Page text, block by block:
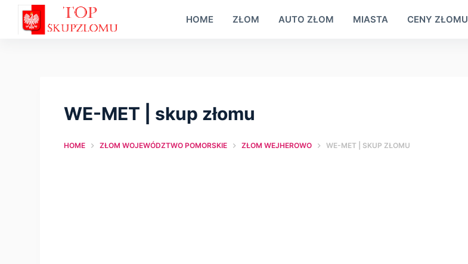
HOME ZŁOM AUTO ZŁOM MIASTA CENY ZŁOMU
WE-MET | skup złomu
HOME ZŁOM WOJEWÓDZTWO POMORSKIE ZŁOM WEJHEROWO WE-MET | SKUP ZŁOMU